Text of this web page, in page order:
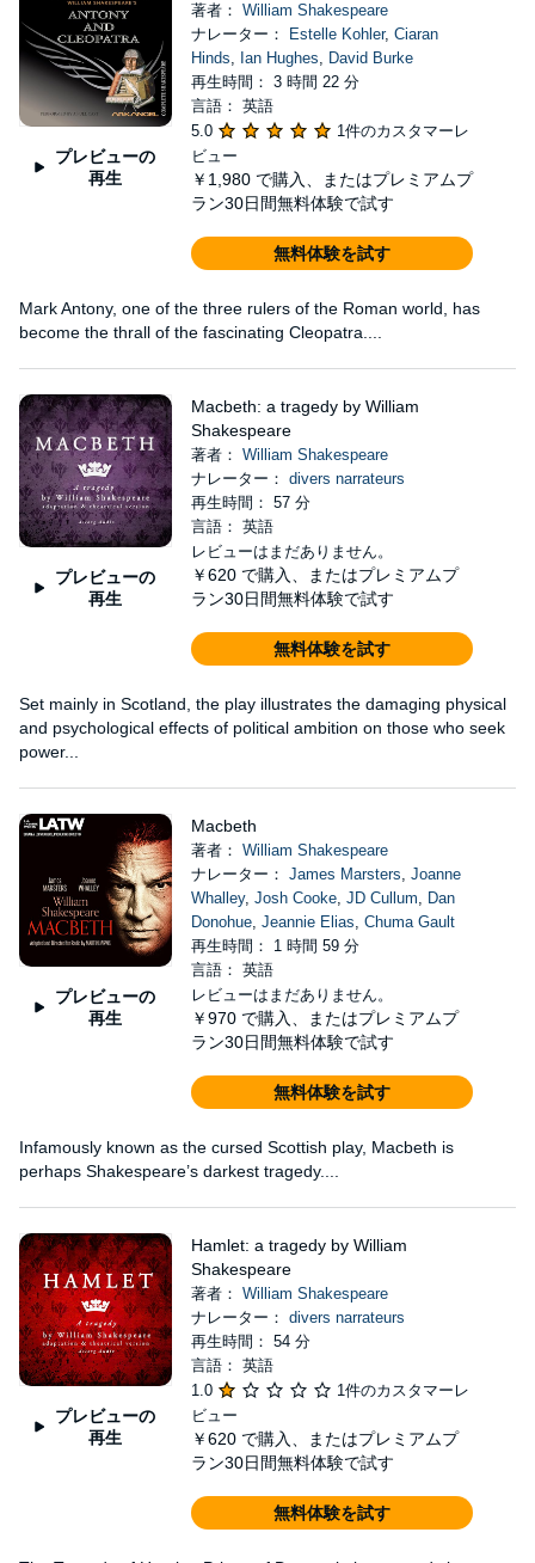
プレビューの
再生
著者： William Shakespeare
ナレーター：
Estelle Kohler, Ciaran
Hinds, Ian Hughes, David Burke
再生時間： 3 時間 22 分
言語： 英語
5.0
1件のカスタマーレ
ビュー
￥1,980 で購入、またはプレミアムプ
ラン30日間無料体験で試す
無料体験を試す
Mark Antony, one of the three rulers of the Roman world, has
become the thrall of the fascinating Cleopatra....
プレビューの
再生
Macbeth: a tragedy by William
Shakespeare
著者： William Shakespeare
ナレーター： divers narrateurs
再生時間： 57 分
言語： 英語
レビューはまだありません。
￥620 で購入、またはプレミアムプ
ラン30日間無料体験で試す
無料体験を試す
Set mainly in Scotland, the play illustrates the damaging physical
and psychological effects of political ambition on those who seek
power...
プレビューの
再生
Macbeth
著者： William Shakespeare
ナレーター： James Marsters, Joanne
Whalley, Josh Cooke, JD Cullum, Dan
Donohue, Jeannie Elias, Chuma Gault
再生時間： 1 時間 59 分
言語： 英語
レビューはまだありません。
￥970 で購入、またはプレミアムプ
ラン30日間無料体験で試す
無料体験を試す
Infamously known as the cursed Scottish play, Macbeth is
perhaps Shakespeare’s darkest tragedy....
プレビューの
再生
Hamlet: a tragedy by William
Shakespeare
著者： William Shakespeare
ナレーター： divers narrateurs
再生時間： 54 分
言語： 英語
1.0
1件のカスタマーレ
ビュー
￥620 で購入、またはプレミアムプ
ラン30日間無料体験で試す
無料体験を試す